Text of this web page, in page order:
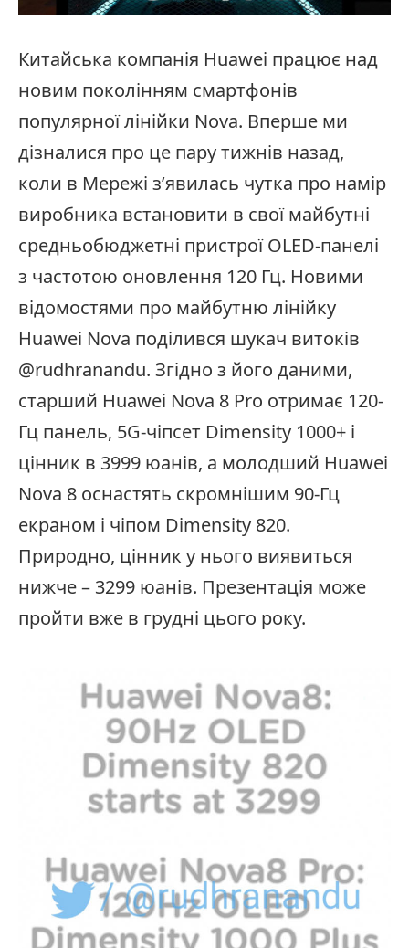
Китайська компанія Huawei працює над
новим поколінням смартфонів
популярної лінійки Nova. Вперше ми
дізналися про це пару тижнів назад,
коли в Мережі з’явилась чутка про намір
виробника встановити в свої майбутні
средньобюджетні пристрої OLED-панелі
з частотою оновлення 120 Гц. Новими
відомостями про майбутню лінійку
Huawei Nova поділився шукач витоків
@rudhranandu. Згідно з його даними,
старший Huawei Nova 8 Pro отримає 120-
Гц панель, 5G-чіпсет Dimensity 1000+ і
цінник в 3999 юанів, а молодший Huawei
Nova 8 оснастять скромнішим 90-Гц
екраном і чіпом Dimensity 820.
Природно, цінник у нього виявиться
нижче – 3299 юанів. Презентація може
пройти вже в грудні цього року.